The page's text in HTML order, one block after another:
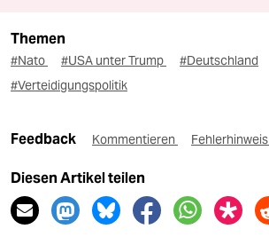
Themen
#Nato #USA unter Trump
#Deutschland
#Verteidigungspolitik
Feedback Kommentieren Fehlerhinweis
Diesen Artikel teilen